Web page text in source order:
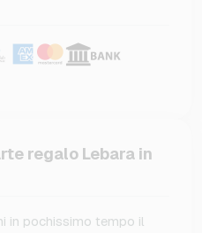
regalo Lebara in
in pochissimo tempo il